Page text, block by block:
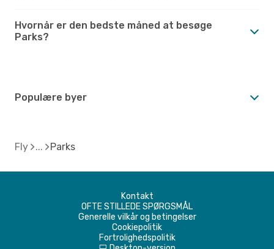
Hvornår er den bedste måned at besøge
Parks?
Populære byer
Fly Parks
Kontakt
OFTE STILLEDE SPØRGSMÅL
Generelle vilkår og betingelser
Cookiepolitik
Fortrolighedspolitik